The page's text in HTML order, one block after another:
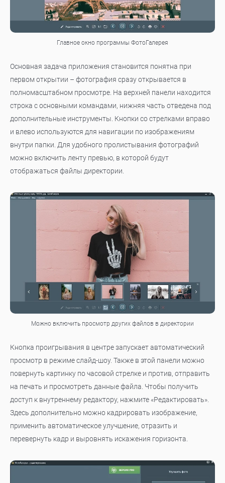
Главное окно программы ФотоГалерея
Основная задача приложения становится понятна при
первом открытии – фотография сразу открывается в
полномасштабном просмотре. На верхней панели находится
строка с основными командами, нижняя часть отведена под
дополнительные инструменты. Кнопки со стрелками вправо
и влево используются для навигации по изображениям
внутри папки. Для удобного пролистывания фотографий
можно включить ленту превью, в которой будут
отображаться файлы директории.
Можно включить просмотр других файлов в директории
Кнопка проигрывания в центре запускает автоматический
просмотр в режиме слайд-шоу. Также в этой панели можно
повернуть картинку по часовой стрелке и против, отправить
на печать и просмотреть данные файла. Чтобы получить
доступ к внутреннему редактору, нажмите «Редактировать».
Здесь дополнительно можно кадрировать изображение,
применить автоматическое улучшение, отразить и
перевернуть кадр и выровнять искажения горизонта.